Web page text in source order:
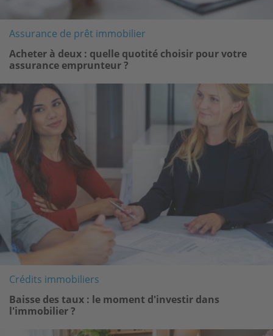
Assurance de prêt immobilier
Acheter à deux : quelle quotité choisir pour votre
assurance emprunteur ?
Image
Crédits immobiliers
Baisse des taux : le moment d'investir dans
l'immobilier ?